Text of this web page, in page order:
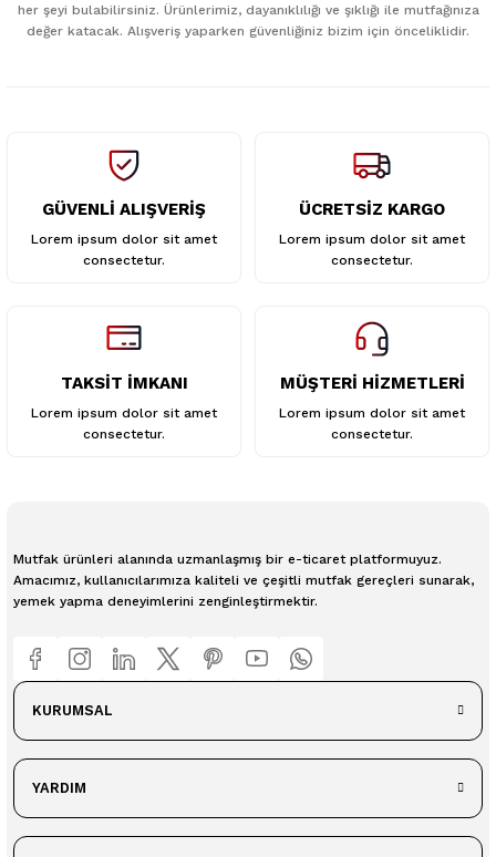
Ürün bilgilerinde hatalar bulunuyor.
Ürün fiyatı diğer sitelerden daha pahalı.
her şeyi bulabilirsiniz. Ürünlerimiz, dayanıklılığı ve şıklığı ile mutfağınıza
değer katacak. Alışveriş yaparken güvenliğiniz bizim için önceliklidir.
GÜVENLİ ALIŞVERİŞ
Lorem ipsum dolor sit amet
consectetur.
ÜCRETSİZ KARGO
Lorem ipsum dolor sit amet
consectetur.
TAKSİT İMKANI
Lorem ipsum dolor sit amet
consectetur.
MÜŞTERİ HİZMETLERİ
Lorem ipsum dolor sit amet
consectetur.
Mutfak ürünleri alanında uzmanlaşmış bir e-ticaret platformuyuz.
Amacımız, kullanıcılarımıza kaliteli ve çeşitli mutfak gereçleri sunarak,
yemek yapma deneyimlerini zenginleştirmektir.
KURUMSAL
YARDIM